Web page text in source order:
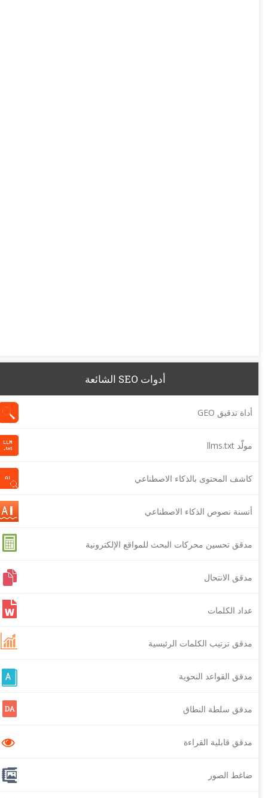
أدوات SEO الشائعة
أداة تدقيق GEO
مولّد llms.txt
كاشف المحتوى بالذكاء الاصطناعي
أنسنة نصوص الذكاء الاصطناعي
مدقق تحسين محركات البحث للمواقع الإلكترونية
مدقق الانتحال
عداد الكلمات
مدقق ترتيب الكلمات الرئيسية
مدقق القواعد النحوية
مدقق سلطة النطاق
مدقق قابلية القراءة
ضاغط الصور